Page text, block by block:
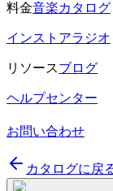
料金音楽カタログ
インストアラジオ
リソースブログ
ヘルプセンター
お問い合わせ
カタログに戻